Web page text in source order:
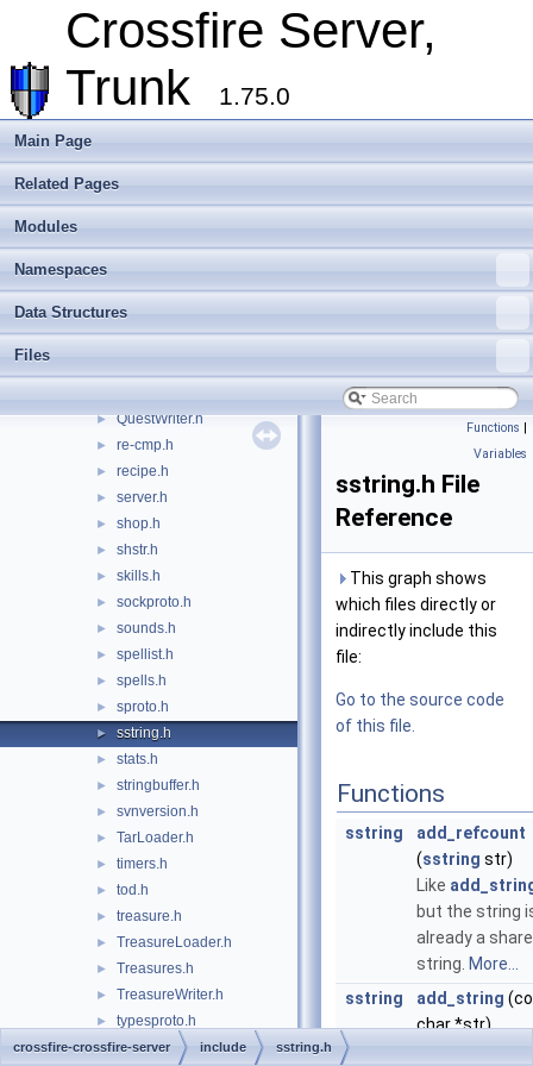
Crossfire Server,
Trunk
1.75.0
Main Page
Related Pages
Modules
Namespaces
Data Structures
Files
► minheap.h
► modules.h
► newserver.h
► ob_methods.h
► output_file.h
► party.h
► plugin.h
► PngLoader.h
► QuestWriter.h
► re-cmp.h
► recipe.h
► server.h
► shop.h
► shstr.h
► skills.h
► sockproto.h
► sounds.h
► spellist.h
► spells.h
► sproto.h
► sstring.h
► stats.h
► stringbuffer.h
► svnversion.h
► TarLoader.h
► timers.h
► tod.h
► treasure.h
► TreasureLoader.h
► Treasures.h
► TreasureWriter.h
► typesproto.h
► Utils.h
Functions |
Variables
sstring.h File
Reference
This graph shows
which files directly or
indirectly include this
file:
Go to the source code
of this file.
Functions
sstring
add_refcount
(sstring str)
Like
but the string
already a
string. More...
sstring
add_string
char *str)
crossfire-crossfire-server include sstring.h